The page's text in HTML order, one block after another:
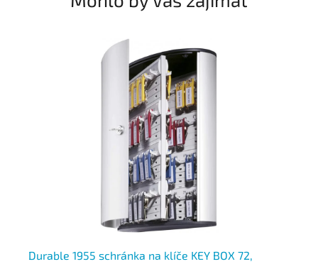
Durable 1955 schránka na klíče KEY BOX 72,